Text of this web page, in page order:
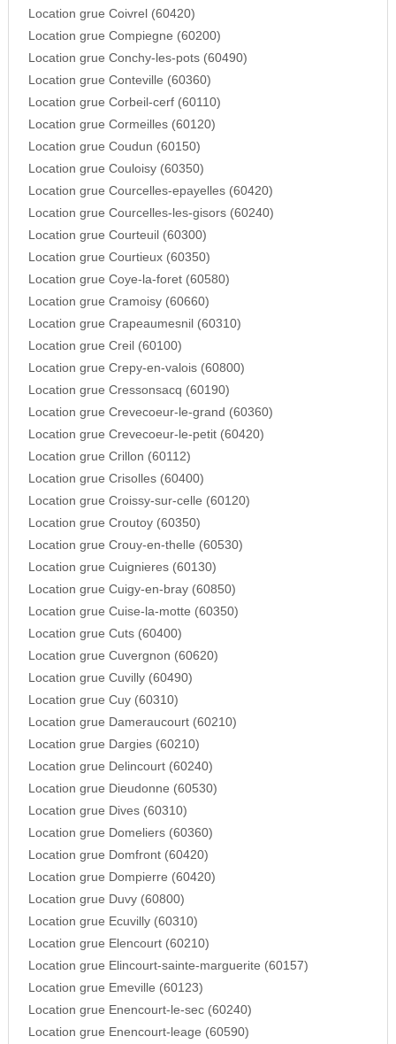
Location grue Coivrel (60420)
Location grue Compiegne (60200)
Location grue Conchy-les-pots (60490)
Location grue Conteville (60360)
Location grue Corbeil-cerf (60110)
Location grue Cormeilles (60120)
Location grue Coudun (60150)
Location grue Couloisy (60350)
Location grue Courcelles-epayelles (60420)
Location grue Courcelles-les-gisors (60240)
Location grue Courteuil (60300)
Location grue Courtieux (60350)
Location grue Coye-la-foret (60580)
Location grue Cramoisy (60660)
Location grue Crapeaumesnil (60310)
Location grue Creil (60100)
Location grue Crepy-en-valois (60800)
Location grue Cressonsacq (60190)
Location grue Crevecoeur-le-grand (60360)
Location grue Crevecoeur-le-petit (60420)
Location grue Crillon (60112)
Location grue Crisolles (60400)
Location grue Croissy-sur-celle (60120)
Location grue Croutoy (60350)
Location grue Crouy-en-thelle (60530)
Location grue Cuignieres (60130)
Location grue Cuigy-en-bray (60850)
Location grue Cuise-la-motte (60350)
Location grue Cuts (60400)
Location grue Cuvergnon (60620)
Location grue Cuvilly (60490)
Location grue Cuy (60310)
Location grue Dameraucourt (60210)
Location grue Dargies (60210)
Location grue Delincourt (60240)
Location grue Dieudonne (60530)
Location grue Dives (60310)
Location grue Domeliers (60360)
Location grue Domfront (60420)
Location grue Dompierre (60420)
Location grue Duvy (60800)
Location grue Ecuvilly (60310)
Location grue Elencourt (60210)
Location grue Elincourt-sainte-marguerite (60157)
Location grue Emeville (60123)
Location grue Enencourt-le-sec (60240)
Location grue Enencourt-leage (60590)